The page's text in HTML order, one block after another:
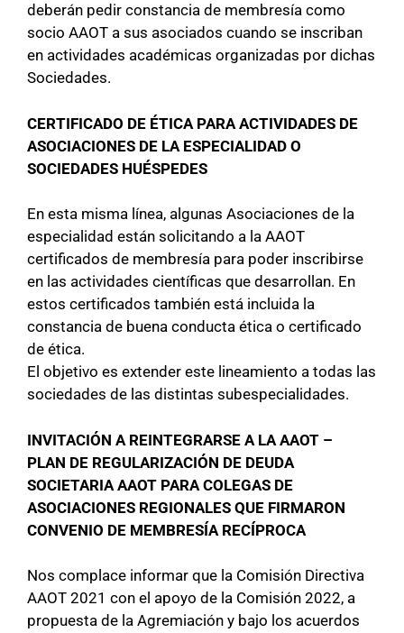
deberán pedir constancia de membresía como
socio AAOT a sus asociados cuando se inscriban
en actividades académicas organizadas por dichas
Sociedades.
CERTIFICADO DE ÉTICA PARA ACTIVIDADES DE
ASOCIACIONES DE LA ESPECIALIDAD O
SOCIEDADES HUÉSPEDES
En esta misma línea, algunas Asociaciones de la
especialidad están solicitando a la AAOT
certificados de membresía para poder inscribirse
en las actividades científicas que desarrollan. En
estos certificados también está incluida la
constancia de buena conducta ética o certificado
de ética.
El objetivo es extender este lineamiento a todas las
sociedades de las distintas subespecialidades.
INVITACIÓN A REINTEGRARSE A LA AAOT –
PLAN DE REGULARIZACIÓN DE DEUDA
SOCIETARIA AAOT PARA COLEGAS DE
ASOCIACIONES REGIONALES QUE FIRMARON
CONVENIO DE MEMBRESÍA RECÍPROCA
Nos complace informar que la Comisión Directiva
AAOT 2021 con el apoyo de la Comisión 2022, a
propuesta de la Agremiación y bajo los acuerdos